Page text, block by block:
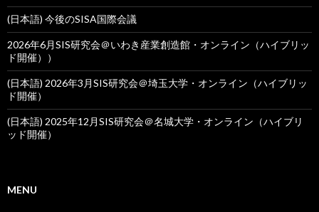
(日本語) 今後のSISA国際会議
2026年6月SIS研究会＠いわき産業創造館・オンライン（ハイブリッ
ド開催））
(日本語) 2026年3月SIS研究会＠埼玉大学・オンライン（ハイブリッ
ド開催）
(日本語) 2025年12月SIS研究会＠名城大学・オンライン（ハイブリ
ッド開催）
MENU